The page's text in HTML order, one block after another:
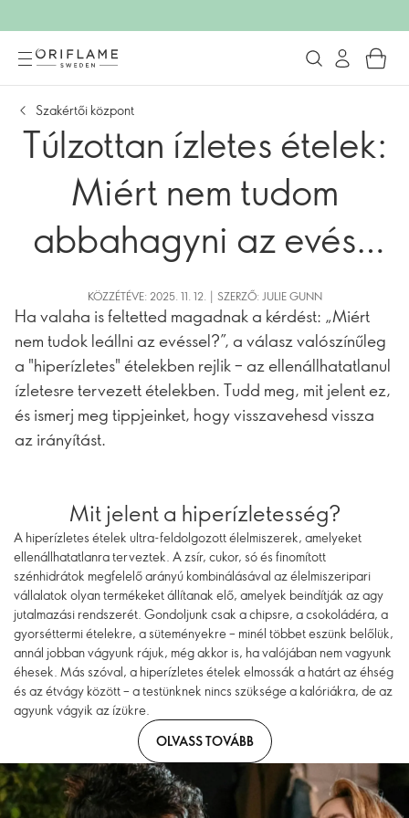
Szakértői központ
Túlzottan ízletes ételek:
Miért nem tudom
abbahagyni az evést,
még ha éhes sem
vagyok?
KÖZZÉTÉVE: 2025. 11. 12. | SZERZŐ: JULIE GUNN
Ha valaha is feltetted magadnak a kérdést: „Miért
nem tudok leállni az evéssel?”, a válasz valószínűleg
a "hiperízletes" ételekben rejlik – az ellenállhatatlanul
ízletesre tervezett ételekben. Tudd meg, mit jelent ez,
és ismerj meg tippjeinket, hogy visszavehesd vissza
az irányítást.
Mit jelent a hiperízletesség?
A hiperízletes ételek ultra-feldolgozott élelmiszerek, amelyeket
ellenállhatatlanra terveztek. A zsír, cukor, só és finomított
szénhidrátok megfelelő arányú kombinálásával az élelmiszeripari
vállalatok olyan termékeket állítanak elő, amelyek beindítják az agy
jutalmazási rendszerét. Gondoljunk csak a chipsre, a csokoládéra, a
gyorséttermi ételekre, a süteményekre – minél többet eszünk belőlük,
annál jobban vágyunk rájuk, még akkor is, ha valójában nem vagyunk
éhesek. Más szóval, a hiperízletes ételek elmossák a határt az éhség
és az étvágy között – a testünknek nincs szüksége a kalóriákra, de az
agyunk vágyik az ízükre.
OLVASS TOVÁBB